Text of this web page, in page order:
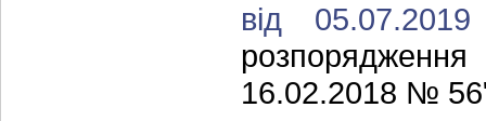
від
16.02.2018 №